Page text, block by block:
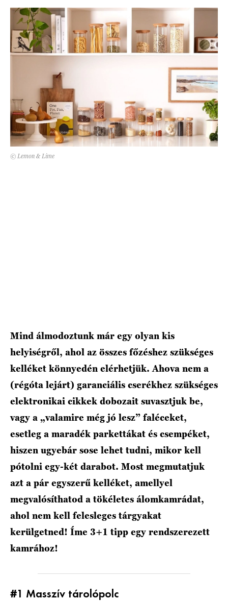
Kert és terasz
© Lemon & Lime
Mind álmodoztunk már egy olyan kis
helyiségről, ahol az összes főzéshez szükséges
kelléket könnyedén elérhetjük. Ahova nem a
(régóta lejárt) garanciális cserékhez szükséges
elektronikai cikkek dobozait suvasztjuk be,
vagy a „valamire még jó lesz” faléceket,
esetleg a maradék parkettákat és csempéket,
hiszen ugyebár sose lehet tudni, mikor kell
pótolni egy-két darabot. Most megmutatjuk
azt a pár egyszerű kelléket, amellyel
megvalósíthatod a tökéletes álomkamrádat,
ahol nem kell felesleges tárgyakat
kerülgetned! Íme 3+1 tipp egy rendszerezett
kamrához!
#1 Masszív tárolópolc